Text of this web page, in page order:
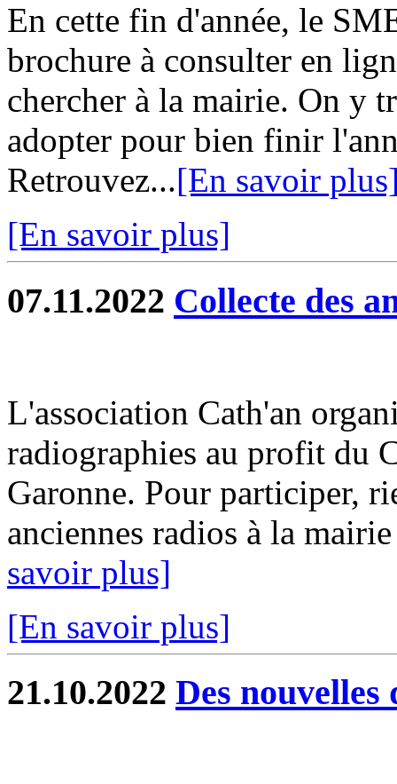
En cette fin d'année, le
brochure à consulter en
chercher à la mairie. On y
adopter pour bien finir
Retrouvez...[En savoir
[En savoir plus]
07.11.2022 Collecte des
L'association Cath'an
radiographies au profit du
Garonne. Pour participer,
anciennes radios à la
savoir plus]
[En savoir plus]
21.10.2022 Des